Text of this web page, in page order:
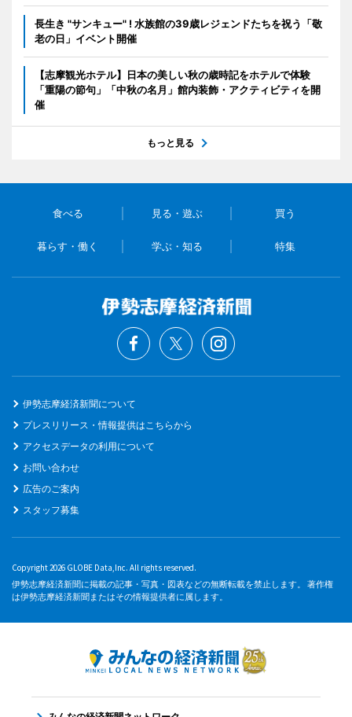
長生き "サンキュー" ! 水族館の39歳レジェンドたちを祝う「敬
老の日」イベント開催
【志摩観光ホテル】日本の美しい秋の歳時記をホテルで体験
「重陽の節句」「中秋の名月」館内装飾・アクティビティを開
催
もっと見る
食べる 見る・遊ぶ 買う
暮らす・働く 学ぶ・知る 特集
伊勢志摩経済新聞について
プレスリリース・情報提供はこちらから
アクセスデータの利用について
お問い合わせ
広告のご案内
スタッフ募集
Copyright 2026 GLOBE Data,Inc. All rights reserved.
伊勢志摩経済新聞に掲載の記事・写真・図表などの無断転載を禁止します。 著作権
は伊勢志摩経済新聞またはその情報提供者に属します。